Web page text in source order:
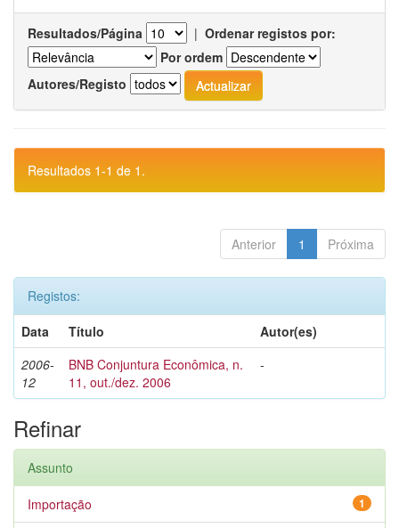
Resultados/Página | Ordenar registos por:
Por ordem
Autores/Registo
Resultados 1-1 de 1.
Anterior 1 Próxima
Registos:
Data
Título
Autor(es)
2006-
12
BNB Conjuntura Econômica, n.
11, out./dez. 2006
-
Refinar
Assunto
1
Importação